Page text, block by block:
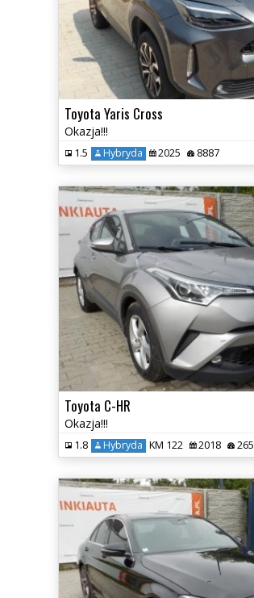
Toyota Yaris Cross
Okazja!!!
1.5 Hybryda 2025 8887
Toyota C-HR
Okazja!!!
1.8 Hybryda KM 122 2018